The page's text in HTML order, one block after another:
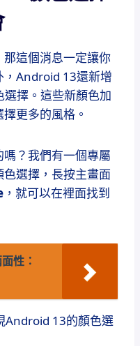
這個消息一定讓你
，Android 13還新增
擇。這些新顏色加
更多的風格。
？我們有一個專屬
選擇，長按主畫面
，就可以在裡面找到
性：
Android 13的顏色選